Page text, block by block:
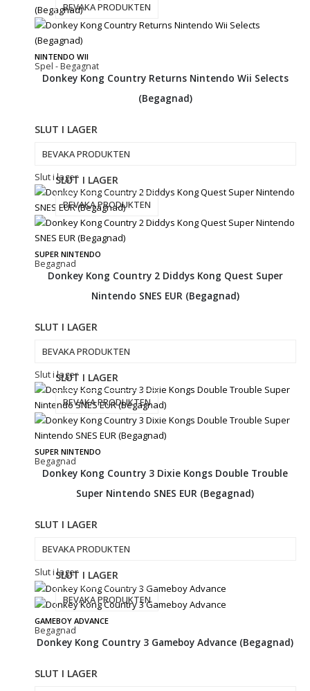
NINTENDO WII
Spel - Begagnat
BEVAKA PRODUKTEN
Donkey Kong Country Returns Nintendo Wii Selects
(Begagnad)
SLUT I LAGER
BEVAKA PRODUKTEN
Slut i lager
SUPER NINTENDO
Begagnad
SLUT I LAGER
BEVAKA PRODUKTEN
Donkey Kong Country 2 Diddys Kong Quest Super
Nintendo SNES EUR (Begagnad)
SLUT I LAGER
BEVAKA PRODUKTEN
Slut i lager
SUPER NINTENDO
Begagnad
SLUT I LAGER
BEVAKA PRODUKTEN
Donkey Kong Country 3 Dixie Kongs Double Trouble
Super Nintendo SNES EUR (Begagnad)
SLUT I LAGER
BEVAKA PRODUKTEN
Slut i lager
GAMEBOY ADVANCE
Begagnad
SLUT I LAGER
BEVAKA PRODUKTEN
Donkey Kong Country 3 Gameboy Advance (Begagnad)
SLUT I LAGER